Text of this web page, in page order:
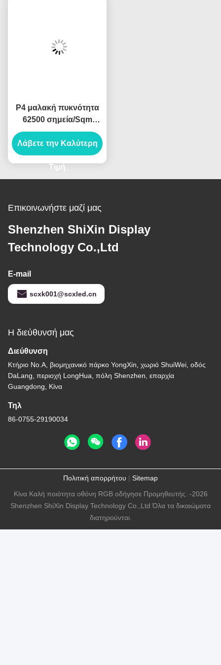
P4 μαλακή πυκνότητα
62500 σημεία/Sqm
εικονοκυττάρου
ενοικίου ενότητας Hd
εύκαμπτη πλήρης
οδηγημένη χρώμα
Λάβετε την Καλύτερη
Τιμή
Επικοινωνήστε μαζί μας
Shenzhen ShiXin Display
Technology Co.,Ltd
E-mail
scxk001@scxled.cn
Η διεύθυνσή μας
Διεύθυνση
Κτήριο No.A, βιομηχανικό πάρκο YongXin, χωριό ShuiWei, οδός
DaLang, περιοχή LongHua, πόλη Shenzhen, επαρχία
Guangdong, Κίνα
Τηλ
86-0755-29190034
Πολιτική απορρήτου | Sitemap
Κίνα Καλή ποιότητα οθόνη RGB οδήγησε Προμηθευτής. -2026
Shenzhen ShiXin Display Technology Co.,Ltd Όλα τα δικαιώματα
διατηρούνται.